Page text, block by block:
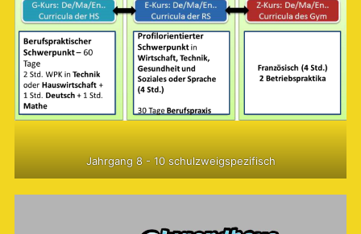
Jahrgang 8 - 10 schulzweigspezifisch